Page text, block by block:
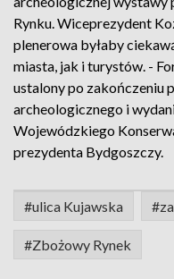
Rynku. Wiceprezydent
plenerowa byłaby
miasta, jak i turystów. -
ustalony po zakończeniu
archeologicznego i
Wojewódzkiego
prezydenta Bydgoszczy.
#ulica Kujawska
#Zbożowy Rynek